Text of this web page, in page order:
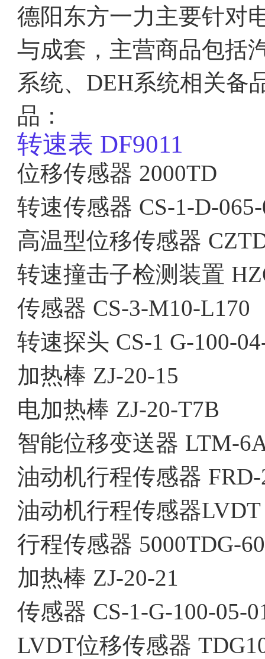
德阳东方一力主要针对
与成套，主营商品包括
系统、DEH系统相关备
品：
转速表 DF9011
位移传感器 2000TD
转速传感器 CS-1-D-
高温型位移传感器
转速撞击子检测装置
传感器 CS-3-M10-L170
转速探头 CS-1 G-100-
加热棒 ZJ-20-15
电加热棒 ZJ-20-T7B
智能位移变送器 LTM-
油动机行程传感器
油动机行程传感器LVDT
行程传感器 5000TDG-
加热棒 ZJ-20-21
传感器 CS-1-G-100-05-
LVDT位移传感器